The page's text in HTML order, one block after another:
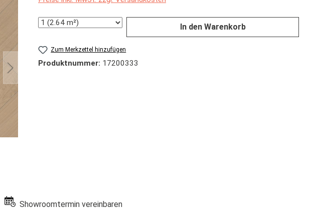
Anzahl In den Warenkorb
Zum Merkzettel hinzufügen
Produktnummer: 17200333
Showroomtermin vereinbaren